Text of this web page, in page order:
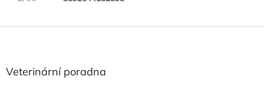
aVeterinární poradna